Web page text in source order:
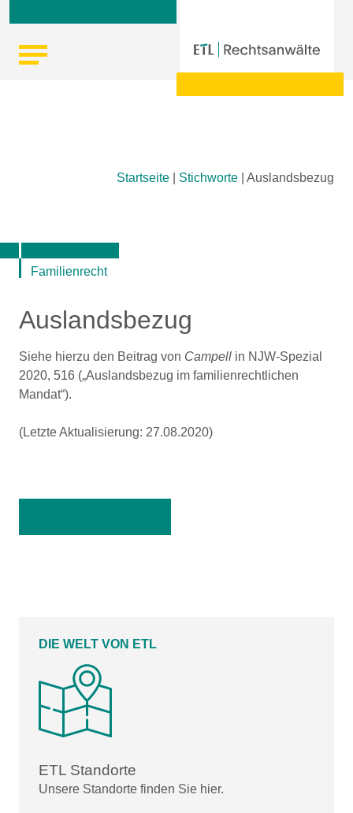
Startseite Stichworte Auslandsbezug
Familienrecht
Auslandsbezug
Siehe hierzu den Beitrag von Campell in NJW-Spezial
2020, 516 („Auslandsbezug im familienrechtlichen
Mandat“).
(Letzte Aktualisierung: 27.08.2020)
DIE WELT VON ETL
ETL Standorte
Unsere Standorte finden Sie hier.